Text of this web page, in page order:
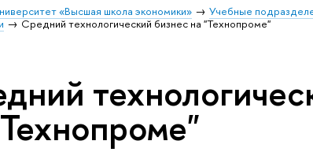
«Высшая школа экономики» Учебные
Средний технологический бизнес на "Технопроме"